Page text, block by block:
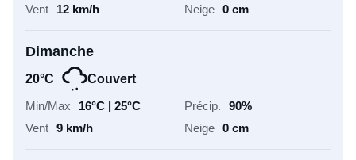
12 km/h
0 cm
Dimanche
20°C
Couvert
16°C | 25°C
90%
9 km/h
0 cm